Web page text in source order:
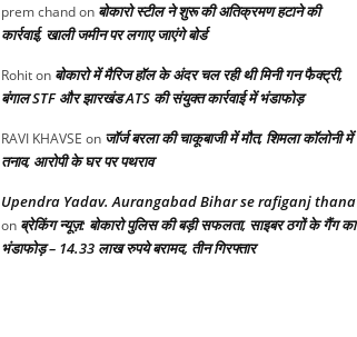
prem chandon बोकारो स्टील ने शुरू की अतिक्रमण हटाने की
कार्रवाई, खाली जमीन पर लगाए जाएंगे बोर्ड
Rohiton बोकारो में मैरिज हॉल के अंदर चल रही थी मिनी गन फैक्ट्री,
बंगाल STF और झारखंड ATS की संयुक्त कार्रवाई में भंडाफोड़
RAVI KHAVSE on जॉर्ज बरला की चाकूबाजी में मौत, शिमला कॉलोनी में
तनाव, आरोपी के घर पर पथराव
Upendra Yadav. Aurangabad Bihar se rafiganj thana
on ब्रेकिंग न्यूज़: बोकारो पुलिस की बड़ी सफलता, साइबर ठगों के गैंग का
भंडाफोड़ – 14.33 लाख रुपये बरामद, तीन गिरफ्तार